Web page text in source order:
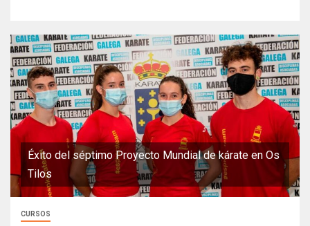
Éxito del séptimo Proyecto Mundial de kárate en Os
Tilos
CURSOS